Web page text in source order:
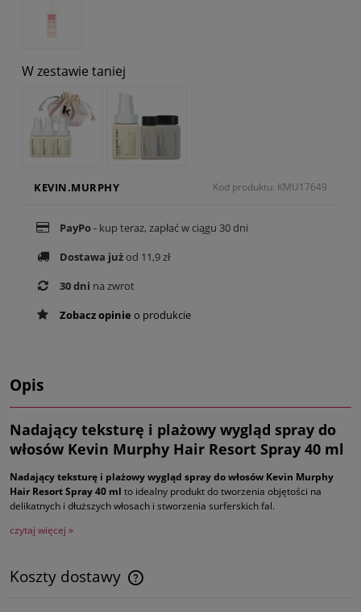
KEVIN.MURPHY Kod produktu: KMU17649
PayPo- kup teraz, zapłać w ciągu 30 dni
Dostawa jużod 11,9 zł
30 dni na zwrot
Zobacz opinie o produkcie
W zestawie taniej
Opis
Nadający teksturę i plażowy wygląd spray do
włosów Kevin Murphy Hair Resort Spray 40 ml
Nadający teksturę i plażowy wygląd spray do włosów Kevin Murphy
Hair Resort Spray 40 ml to idealny produkt do tworzenia objętości na
delikatnych i dłuższych włosach i stworzenia surferskich fal.
czytaj więcej »
Koszty dostawy
Cena nie zawiera ewentualnych kosztów płatności